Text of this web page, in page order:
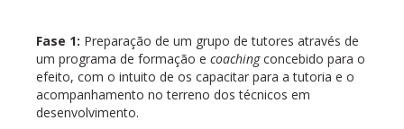
Fase 1: Preparação de um grupo de tutores através de
um programa de formação e coachingconcebido para o
efeito, com o intuito de os capacitar para a tutoria e o
acompanhamento no terreno dos técnicos em
desenvolvimento.